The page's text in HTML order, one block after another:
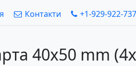
Контакти +1-929-922-
40x50 mm